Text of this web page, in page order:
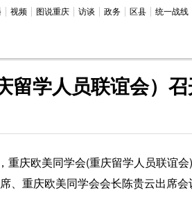
视频 图说重庆 访谈 政务 区县 统一战线
留学人员联谊会）
庆欧美同学会(重庆留学人员联谊
、重庆欧美同学会会长陈贵云出席会